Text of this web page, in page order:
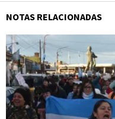
NOTAS RELACIONADAS